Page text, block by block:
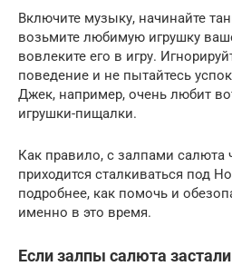
Включите музыку, начинайте
возьмите любимую игрушку
вовлеките его в игру.
поведение и не пытайтесь
Джек, например, очень любит
игрушки-пищалки.
Как правило, с залпами салюта
приходится сталкиваться под
подробнее, как помочь и
именно в это время.
Если залпы салюта